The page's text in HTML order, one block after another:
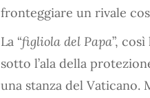
fronteggiare un rivale
La “figliola del Papa”,
sotto l’ala della
una stanza del Vaticano.